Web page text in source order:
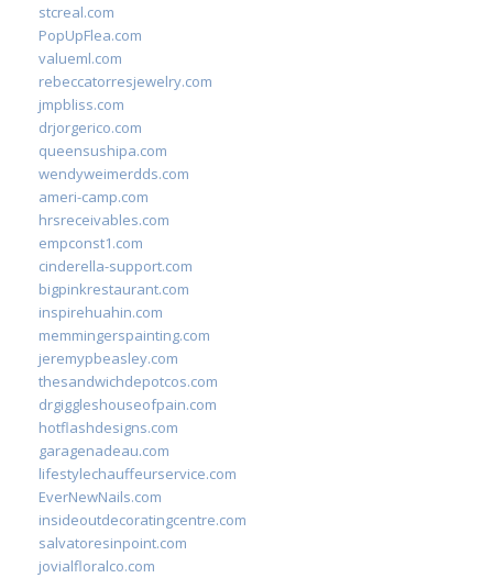
stcreal.com
PopUpFlea.com
valueml.com
rebeccatorresjewelry.com
jmpbliss.com
drjorgerico.com
queensushipa.com
wendyweimerdds.com
ameri-camp.com
hrsreceivables.com
empconst1.com
cinderella-support.com
bigpinkrestaurant.com
inspirehuahin.com
memmingerspainting.com
jeremypbeasley.com
thesandwichdepotcos.com
drgiggleshouseofpain.com
hotflashdesigns.com
garagenadeau.com
lifestylechauffeurservice.com
EverNewNails.com
insideoutdecoratingcentre.com
salvatoresinpoint.com
jovialfloralco.com